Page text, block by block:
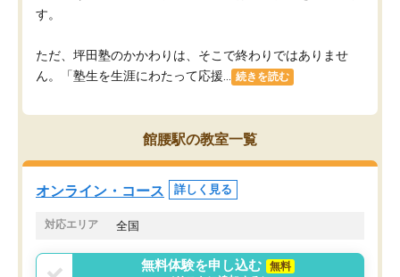
す。
ただ、坪田塾のかかわりは、そこで終わりではありませ
ん。「塾生を生涯にわたって応援...
続きを読む
館腰駅の教室一覧
オンライン・コース 詳しく見る
対応エリア 全国
無料体験を申し込む
無料